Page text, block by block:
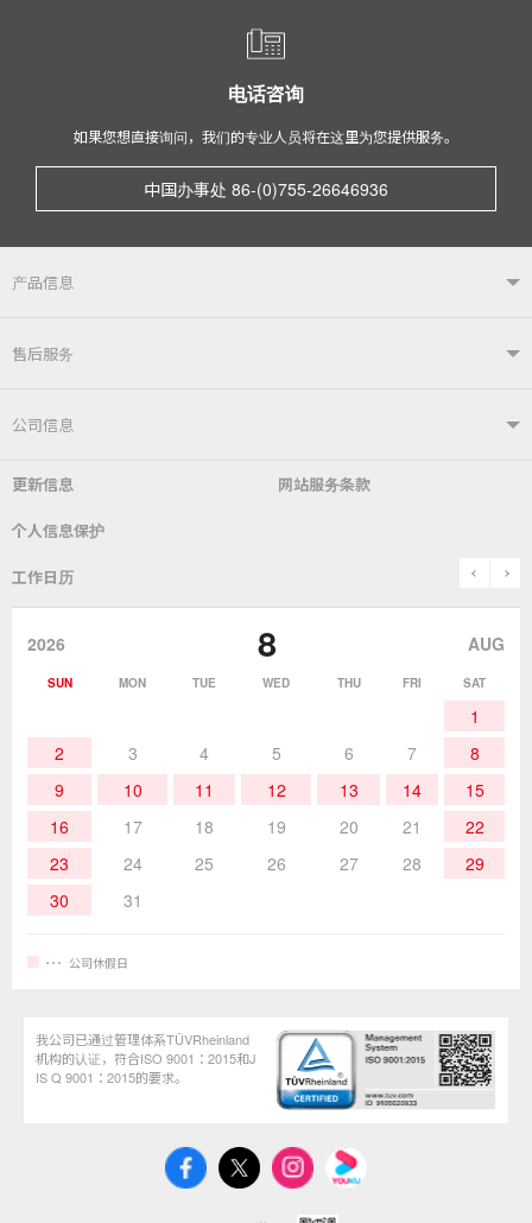
电话咨询
如果您想直接询问，我们的专业人员将在这里为您提供服务。
中国办事处 86-(0)755-26646936
产品信息
产品信息TOP
自动焊接系统
自动送锡装置 焊嘴温度计／电烙铁综合测试仪
作业用材料 热加工
作业辅助工具
售后服务
售后服务TOP
常见问题 综合目录
公司信息
公司简介 社长致辞
更新信息 网站服务条款
个人信息保护
工作日历 prev
2026 8 AUG
SUN MON TUE WED THU FRI SAT
1
2
3 4 5 6 7
8
9
10 11 12 13 14
15
16
17 18 19 20 21
22
23
24 25 26 27 28
29
30
31
公司休假日
我公司已通过管理体系TÜVRheinland
机构的认证，符合ISO 9001：2015和J
IS Q 9001：2015的要求。